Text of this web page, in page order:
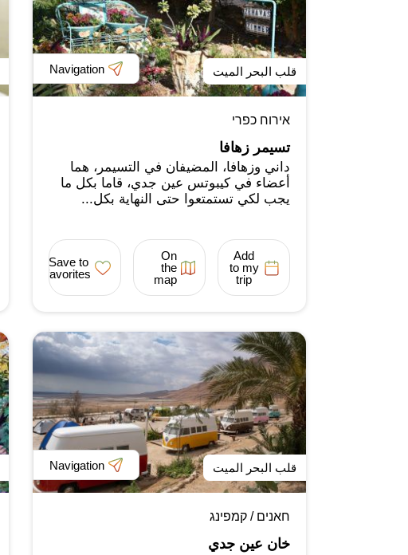
قلب البحر الميت Navigation
אירוח כפרי
تسيمر زهافا
داني وزهافا، المضيفان في التسيمر، هما
أعضاء في كيبوتس عين جدي، قاما بكل ما
يجب لكي تستمتعوا حتى النهاية بكل...
Add
to my
trip
On
the
map
Save to
favorites
قلب البحر الميت Navigation
חאנים / קמפינג
خان عين جدي